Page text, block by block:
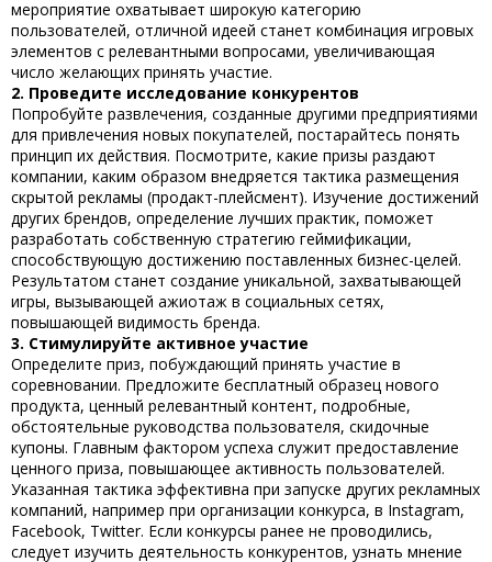
мероприятие охватывает широкую категорию
пользователей, отличной идеей станет комбинация игровых
элементов с релевантными вопросами, увеличивающая
число желающих принять участие.
2. Проведите исследование конкурентов
Попробуйте развлечения, созданные другими предприятиями
для привлечения новых покупателей, постарайтесь понять
принцип их действия. Посмотрите, какие призы раздают
компании, каким образом внедряется тактика размещения
скрытой рекламы (продакт-плейсмент). Изучение достижений
других брендов, определение лучших практик, поможет
разработать собственную стратегию геймификации,
способствующую достижению поставленных бизнес-целей.
Результатом станет создание уникальной, захватывающей
игры, вызывающей ажиотаж в социальных сетях,
повышающей видимость бренда.
3. Стимулируйте активное участие
Определите приз, побуждающий принять участие в
соревновании. Предложите бесплатный образец нового
продукта, ценный релевантный контент, подробные,
обстоятельные руководства пользователя, скидочные
купоны. Главным фактором успеха служит предоставление
ценного приза, повышающее активность пользователей.
Указанная тактика эффективна при запуске других рекламных
компаний, например при организации конкурса, в Instagram,
Facebook, Twitter. Если конкурсы ранее не проводились,
следует изучить деятельность конкурентов, узнать мнение